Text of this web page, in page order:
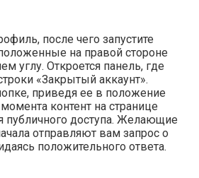
после чего запустите
на правой стороне
углу. Откроется панель, где
«Закрытый аккаунт».
приведя ее в положение
контент на странице
публичного доступа. Желающие
отправляют вам запрос о
положительного ответа.